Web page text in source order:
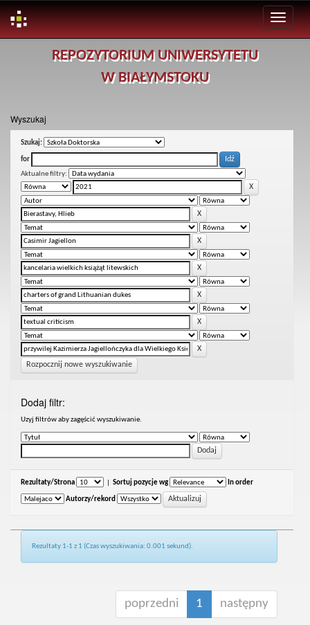
REPOZYTORIUM UNIWERSYTETU
W BIAŁYMSTOKU
Wyszukaj
Szukaj:
for
Aktualne filtry:
Rozpocznij nowe wyszukiwanie
Dodaj filtr:
Uzyj filtrów aby zagęścić wyszukiwanie.
Rezultaty/Strona Sortuj pozycje wg In order
Autorzy/rekord
Rezultaty 1-1 z 1 (Czas wyszukiwania: 0.001 sekund).
poprzedni 1 następny